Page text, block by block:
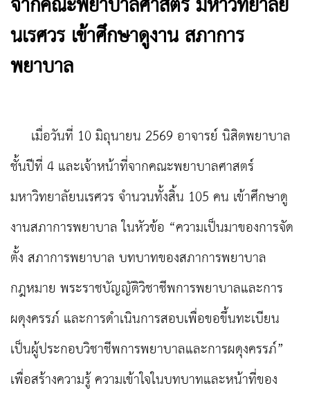
นเรศวร เข้าศึกษาดูงาน สภาการ
พยาบาล
เมื่อวันที่ 10 มิถุนายน 2569 อาจารย์ นิสิตพยาบาล
ชั้นปีที่ 4 และเจ้าหน้าที่จากคณะพยาบาลศาสตร์
มหาวิทยาลัยนเรศวร จำนวนทั้งสิ้น 105 คน เข้าศึกษาดู
งานสภาการพยาบาล ในหัวข้อ “ความเป็นมาของการจัด
ตั้ง สภาการพยาบาล บทบาทของสภาการพยาบาล
กฎหมาย พระราชบัญญัติวิชาชีพการพยาบาลและการ
ผดุงครรภ์ และการดำเนินการสอบเพื่อขอขึ้นทะเบียน
เป็นผู้ประกอบวิชาชีพการพยาบาลและการผดุงครรภ์”
เพื่อสร้างความรู้ ความเข้าใจในบทบาทและหน้าที่ของ